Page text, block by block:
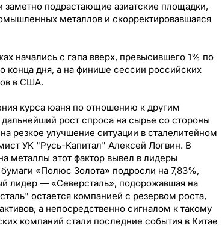
подрастающие азиатские площадки,
металлов и скорректировавшаяся
начались с гэпа вверх, превысившего 1% по
дня, а на финише сессии российских
в США.
курса юаня по отношению к другим
рост спроса на сырье со стороны
резкое улучшение ситуации в сталелитейном
УК "Русь-Капитал" Алексей Логвин. В
металлы этот фактор вывел в лидеры
«Полюс Золота» подросли на 7,83%,
— «Северсталь», подорожавшая на
остается компанией с резервом роста,
а непосредственно сигналом к такому
компаний стали последние события в Китае